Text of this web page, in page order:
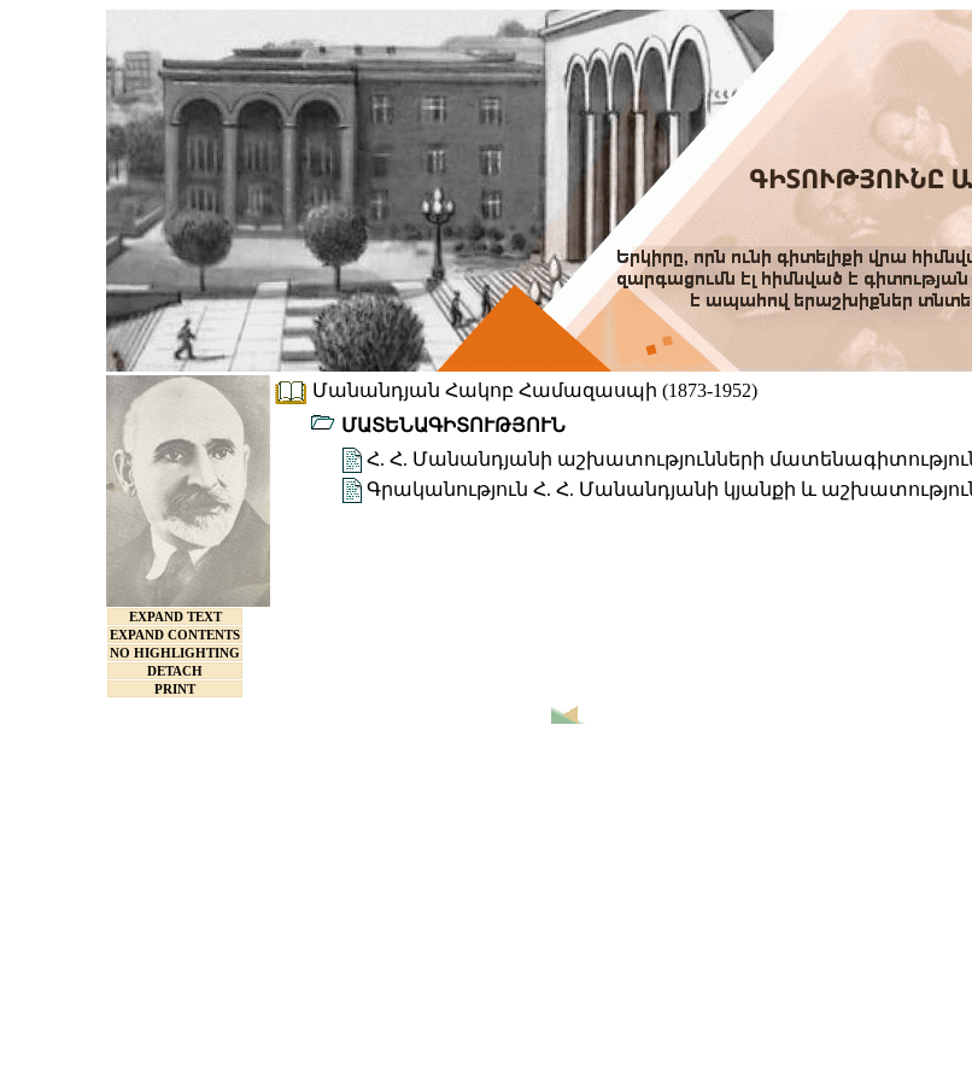
EXPAND TEXT
EXPAND CONTENTS
NO HIGHLIGHTING
DETACH
PRINT
Մանանդյան Հակոբ Համազասպի (1873-1952)
ՄԱՏԵՆԱԳԻՏՈՒԹՅՈՒՆ
Հ. Հ. Մանանդյանի աշխատությունների
Գրականություն Հ. Հ. Մանանդյանի կյանքի և